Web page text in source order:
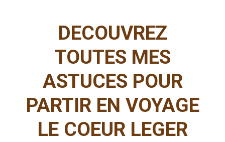
DECOUVREZ
TOUTES MES
ASTUCES POUR
PARTIR EN VOYAGE
LE COEUR LEGER